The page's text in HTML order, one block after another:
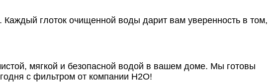
глоток очищенной воды дарит вам уверенность в том,
мягкой и безопасной водой в вашем доме. Мы готовы
с фильтром от компании Н2О!